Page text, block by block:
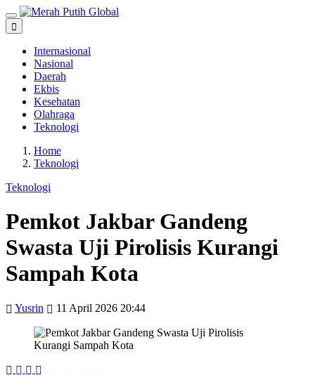
Internasional
Nasional
Daerah
Ekbis
Kesehatan
Olahraga
Teknologi
Home
Teknologi
Teknologi
Pemkot Jakbar Gandeng
Swasta Uji Pirolisis Kurangi
Sampah Kota
Yusrin 11 April 2026 20:44